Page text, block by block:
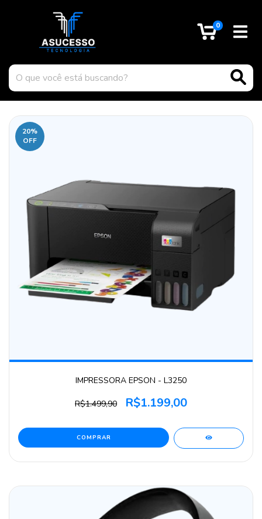
0
20%
OFF
IMPRESSORA EPSON - L3250
R$1.499,90 R$1.199,00